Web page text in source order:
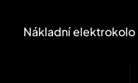
Nákladní elektrokolo